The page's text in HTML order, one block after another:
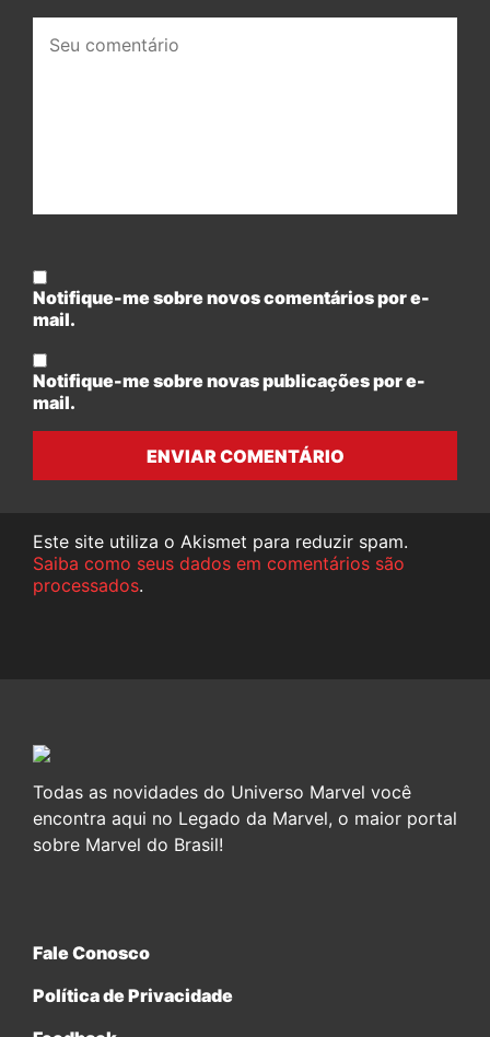
comentário:
Notifique-me sobre novos comentários por e-
mail.
Notifique-me sobre novas publicações por e-
mail.
ENVIAR COMENTÁRIO
Este site utiliza o Akismet para reduzir spam.
Saiba como seus dados em comentários são
processados.
Todas as novidades do Universo Marvel você
encontra aqui no Legado da Marvel, o maior portal
sobre Marvel do Brasil!
Fale Conosco
Política de Privacidade